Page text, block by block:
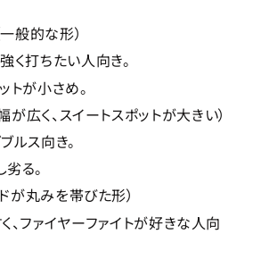
一般的な形）
く打ちたい人向き。
トが小さめ。
幅が広く、スイートスポットが大きい）
ルス向き。
る。
ドが丸みを帯びた形）
、ファイヤーファイトが好きな人向